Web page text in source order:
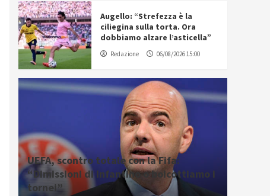
Augello: “Strefezza è la
ciliegina sulla torta. Ora
dobbiamo alzare l’asticella”
Redazione 06/08/2026 15:00
UEFA, scontro totale con la Fifa:
“Dimissioni di Infantino o boicottiamo i
tornei”